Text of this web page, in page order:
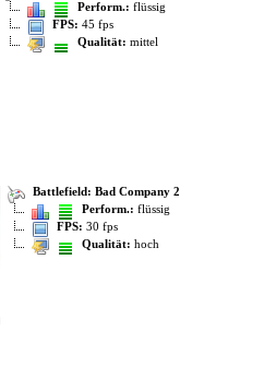
Perform.: flüssig
FPS: 45 fps
Qualität: mittel
Battlefield: Bad Company 2
Perform.: flüssig
FPS: 30 fps
Qualität: hoch